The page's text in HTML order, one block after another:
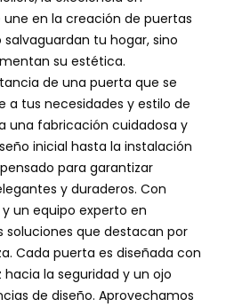
une en la creación de puertas
tu hogar, sino
su estética.
de una puerta que se
tus necesidades y estilo de
una fabricación cuidadosa y
inicial hasta la instalación
para garantizar
y duraderos. Con
un equipo experto en
soluciones que destacan por
Cada puerta es diseñada con
la seguridad y un ojo
de diseño. Aprovechamos